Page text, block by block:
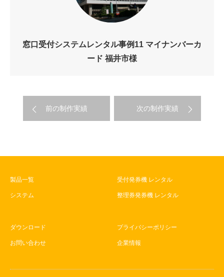
窓口受付システムレンタル事例11 マイナンバーカ
ード 福井市様
前の制作実績 次の制作実績
製品一覧
システム
受付発券機 レンタル
整理券発券機 レンタル
ダウンロード
お問い合わせ
プライバシーポリシー
企業情報